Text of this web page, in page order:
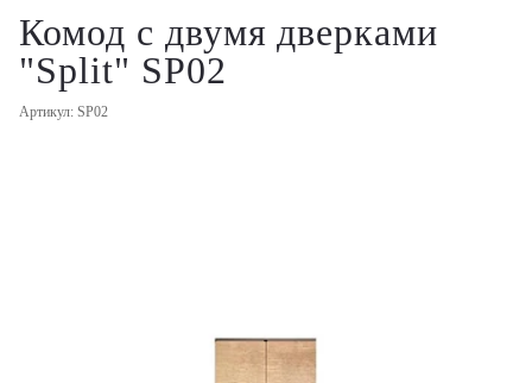
Комод с двумя дверками
"Split" SP02
Артикул: SP02